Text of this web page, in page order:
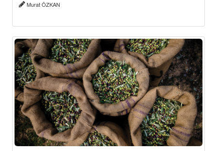
Murat ÖZKAN